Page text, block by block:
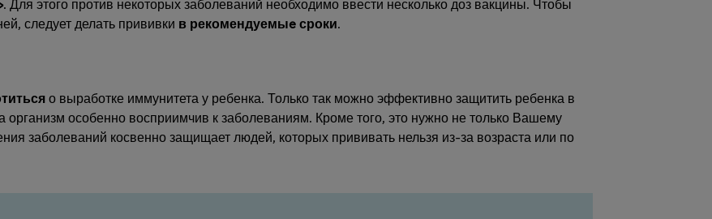
. Для этого против некоторых заболеваний необходимо ввести несколько доз вакцины. Чтобы
следует делать прививки в рекомендуемыe сроки.
о выработке иммунитета у ребенка. Только так можно эффективно защитить ребенка в
организм особенно восприимчив к заболеваниям. Кроме того, это нужно не только Вашему
заболеваний косвенно защищает людей, которых прививать нельзя из-за возраста или по